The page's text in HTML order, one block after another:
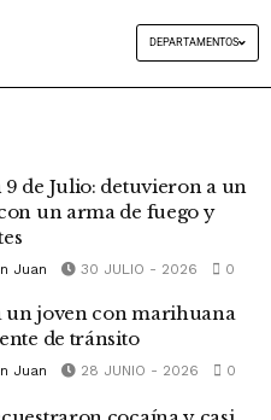
DEPARTAMENTOS
de Julio: detuvieron a un
un arma de fuego y
Juan 30 JULIO - 2026 0
un joven con marihuana
de tránsito
Juan 28 JUNIO - 2026 0